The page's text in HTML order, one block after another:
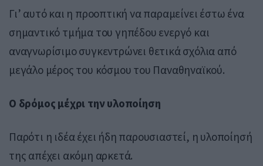
Γι’ αυτό και η προοπτική να παραμείνει έστω ένα
σημαντικό τμήμα του γηπέδου ενεργό και
αναγνωρίσιμο συγκεντρώνει θετικά σχόλια από
μεγάλο μέρος του κόσμου του Παναθηναϊκού.
Ο δρόμος μέχρι την υλοποίηση
Παρότι η ιδέα έχει ήδη παρουσιαστεί, η υλοποίησή
της απέχει ακόμη αρκετά.